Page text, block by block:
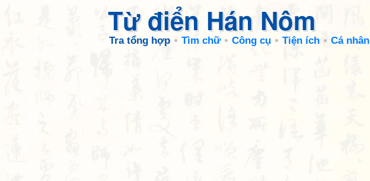
Từ điển Hán Nôm
Tra tổng hợp Tìm chữ Công cụ Tiện ích Cá nhân